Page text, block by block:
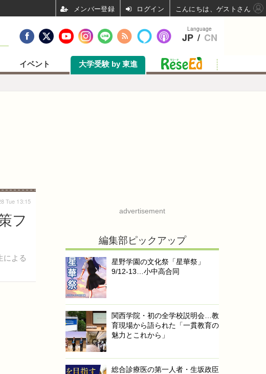
イベント 大学受験 by 東進
フ
による
Tue 13:15
advertisement
編集部ピックアップ
星野学園の文化祭「星華祭」
9/12-13…小中高合同
関西学院・初の全学校説明会…教
育現場から語られた「一貫教育の
魅力とこれから」
総合診療医の第一人者・生坂政臣
Language
JP / CN
ログイン こんにちは、ゲストさん